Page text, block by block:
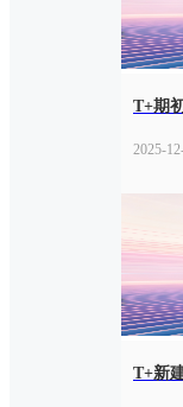
T+期
2025-
T+新